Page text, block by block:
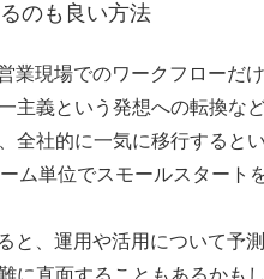
のも良い方法
業現場でのワークフローだ
主義という発想への転換な
全社的に一気に移行すると
ム単位でスモールスタート
と、運用や活用について予